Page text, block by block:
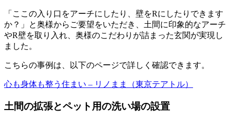
「ここの入り口をアーチにしたり、壁をRにしたりできます
か？」と奥様からご要望をいただき、土間に印象的なアーチ
やR壁を取り入れ、奥様のこだわりが詰まった玄関が実現し
ました。
こちらの事例は、以下のページで詳しく確認できます。
心も身体も整う住まい – リノまま（東京テアトル）
土間の拡張とペット用の洗い場の設置